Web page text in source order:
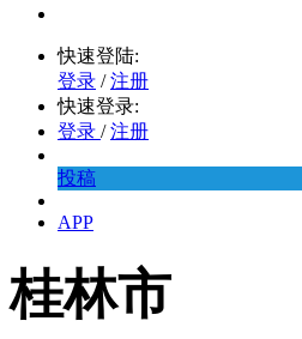
快速登陆:
登录 / 注册
快速登录:
登录 / 注册
投稿
APP
桂林市